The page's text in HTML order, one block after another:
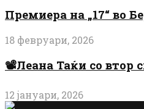
Премиера на „17“ во
18 февруари, 2026
📽️Леана Таќи со втор
12 јануари, 2026